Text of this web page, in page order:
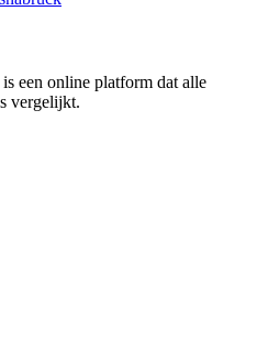
een online platform dat alle
vergelijkt.